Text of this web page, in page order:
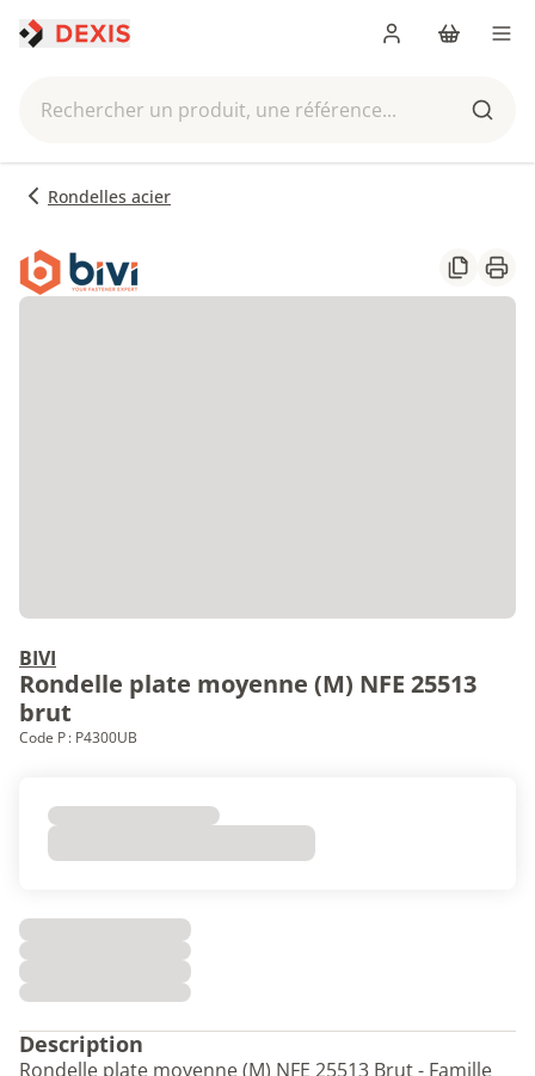
Rechercher un produit, une référence...
Panier
Rondelles acier
Partager
BIVI
Rondelle plate moyenne (M) NFE 25513
brut
Code P : P4300UB
Description
Rondelle plate moyenne (M) NFE 25513 Brut - Famille